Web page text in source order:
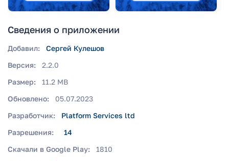
Сведения о приложении
Добавил:
Сергей Кулешов
Версия:
2.2.0
Размер:
11.2 MB
Обновлено:
05.07.2023
Разработчик:
Platform Services ltd
Разрешения:
14
Скачали в Google Play:
1810